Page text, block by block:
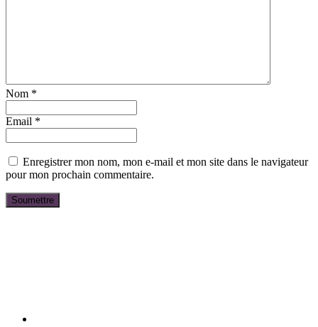
Nom *
Email *
Enregistrer mon nom, mon e-mail et mon site dans le navigateur
pour mon prochain commentaire.